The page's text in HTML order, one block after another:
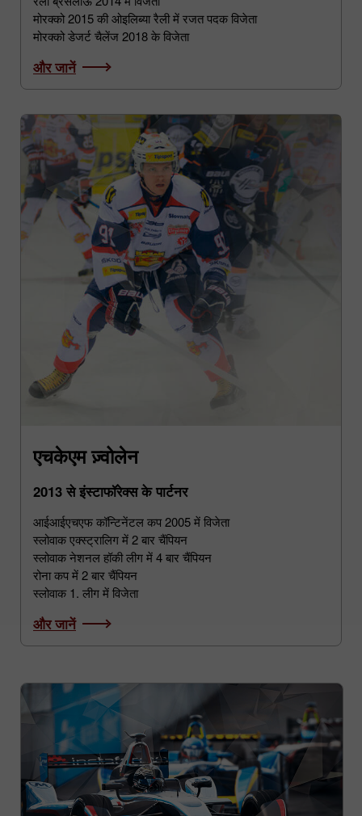
मोरक्को 2015 की ओइलिब्या रैली में रजत पदक विजेता
मोरक्को डेजर्ट चैलेंज 2018 के विजेता
और जानें
एचकेएम ज़्वोलेन
2013 से इंस्टाफॉरेक्स के पार्टनर
आईआईएचएफ कॉन्टिनेंटल कप 2005 में विजेता
स्लोवाक एक्स्ट्रालिग में 2 बार चैंपियन
स्लोवाक नेशनल हॉकी लीग में 4 बार चैंपियन
रोना कप में 2 बार चैंपियन
स्लोवाक 1. लीग में विजेता
और जानें